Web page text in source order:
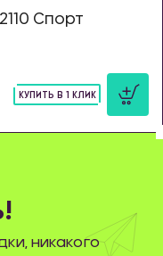
Спорт
КУПИТЬ В 1 КЛИК
никакого